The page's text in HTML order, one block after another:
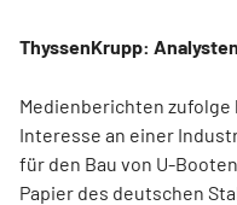
ThyssenKrupp:
Medienberichten
Interesse an einer
für den Bau von U-
Papier des deutschen